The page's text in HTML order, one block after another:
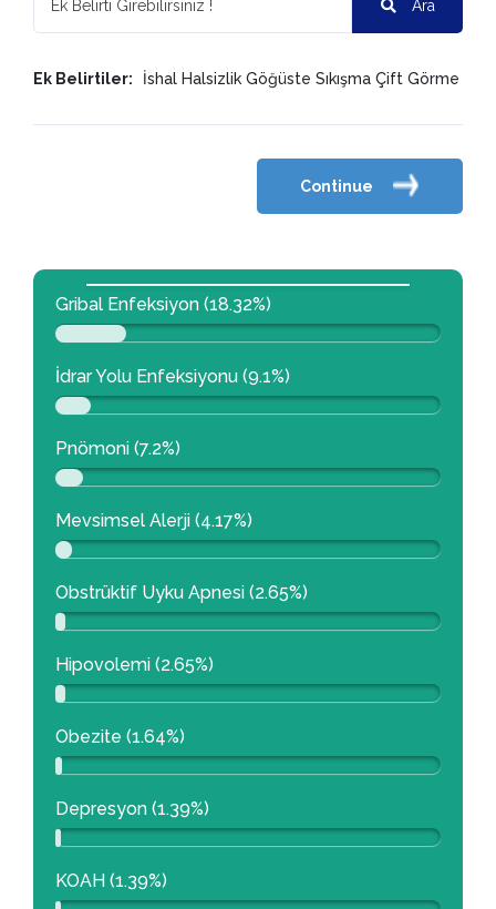
Ara
Ek Belirtiler: İshal Halsizlik Göğüste Sıkışma Çift Görme
Continue
Gribal Enfeksiyon (18.32%)
İdrar Yolu Enfeksiyonu (9.1%)
Pnömoni (7.2%)
Mevsimsel Alerji (4.17%)
Obstrüktif Uyku Apnesi (2.65%)
Hipovolemi (2.65%)
Obezite (1.64%)
Depresyon (1.39%)
KOAH (1.39%)